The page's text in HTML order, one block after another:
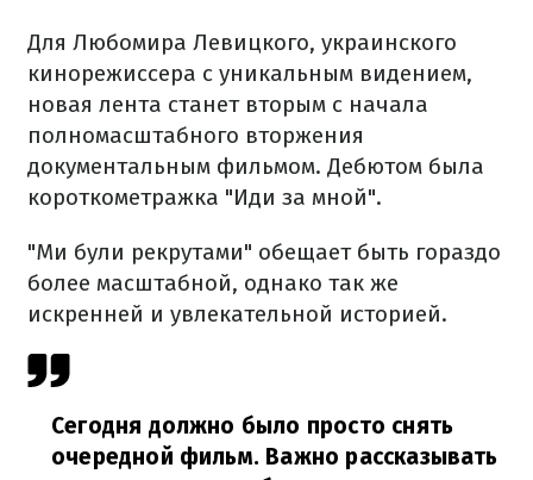
Для Любомира Левицкого, украинского
кинорежиссера с уникальным видением,
новая лента станет вторым с начала
полномасштабного вторжения
документальным фильмом. Дебютом была
короткометражка "Иди за мной".
"Ми були рекрутами" обещает быть гораздо
более масштабной, однако так же
искренней и увлекательной историей.
Сегодня должно было просто снять
очередной фильм. Важно рассказывать